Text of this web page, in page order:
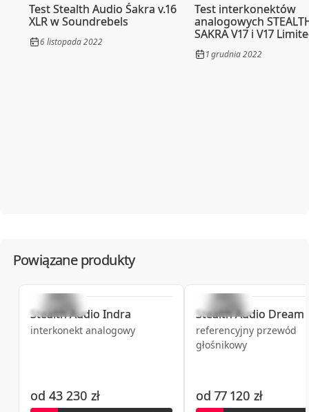
6 listopada 2022
Test Stealth Audio Śakra v.16
XLR w Soundrebels
1 grudnia 2022
Test interkonektów
analogowych
SAKRA V17 i V17
Edition w Mono &
Powiązane produkty
Stealth Audio Indra
interkonekt analogowy
od 43 230 zł
Stealth Audio Dream
referencyjny przewód
głośnikowy
od 77 120 zł